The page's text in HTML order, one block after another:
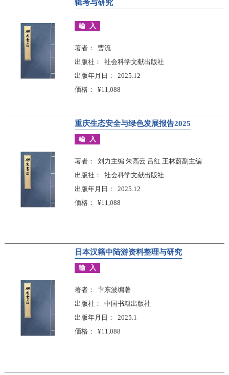
辑考与研究
輸入
著者
曹流
出版社
社会科学文献出版社
出版年月日
2025.12
価格
¥11,088
重庆生态安全与绿色发展报告2025
輸入
著者
刘力主编 朱高云 吕红 王林蔚副主编
出版社
社会科学文献出版社
出版年月日
2025.12
価格
¥11,088
日本汉籍中陆游资料整理与研究
輸入
著者
卞东波编著
出版社
中国书籍出版社
出版年月日
2025.1
価格
¥11,088